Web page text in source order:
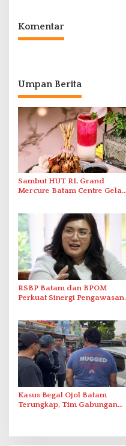
Komentar
Umpan Berita
Sambut HUT RI, Grand
Mercure Batam Centre Gelar
RSBP Batam dan BPOM
Perkuat Sinergi Pengawasan
Kasus Begal Ojol Batam
Terungkap, Tim Gabungan